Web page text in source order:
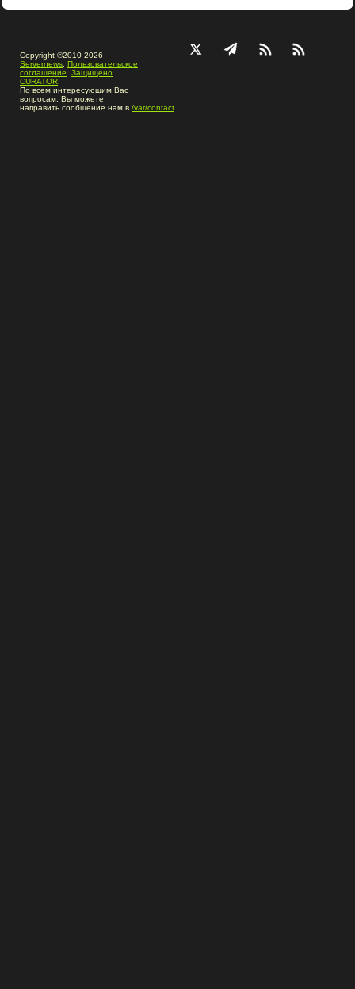
Copyright ©2010-2026
Servernews Пользовательское
соглашение
Защищено
CURATOR
По всем интересующим Вас
вопросам, Вы можете
направить сообщение нам в /var/contact